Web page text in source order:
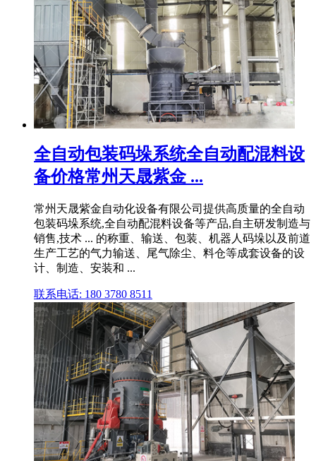
全自动包装码垛系统全自动配混料设
备价格常州天晟紫金 ...
常州天晟紫金自动化设备有限公司提供高质量的全自动
包装码垛系统,全自动配混料设备等产品,自主研发制造与
销售,技术 ... 的称重、输送、包装、机器人码垛以及前道
生产工艺的气力输送、尾气除尘、料仓等成套设备的设
计、制造、安装和 ...
联系电话: 180 3780 8511